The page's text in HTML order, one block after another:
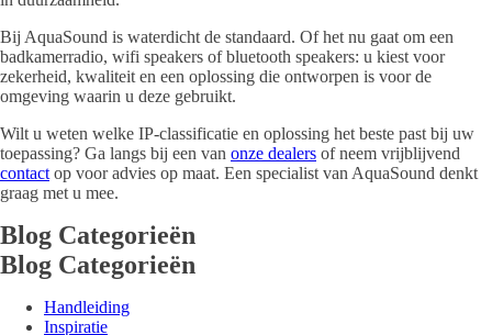
Bij AquaSound is waterdicht de standaard. Of het nu gaat om een
badkamerradio, wifi speakers of bluetooth speakers: u kiest voor
zekerheid, kwaliteit en een oplossing die ontworpen is voor de
omgeving waarin u deze gebruikt.
Wilt u weten welke IP-classificatie en oplossing het beste past bij uw
toepassing? Ga langs bij een van onze dealers of neem vrijblijvend
contact op voor advies op maat. Een specialist van AquaSound denkt
graag met u mee.
Blog Categorieën
Blog Categorieën
Handleiding
Inspiratie